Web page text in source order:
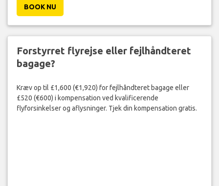
BOOK NU
Forstyrret flyrejse eller fejlhåndteret
bagage?
Kræv op til £1,600 (€1,920) for fejlhåndteret bagage eller
£520 (€600) i kompensation ved kvalificerende
flyforsinkelser og aflysninger. Tjek din kompensation gratis.